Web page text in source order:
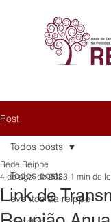
Post
Todos posts
eventos da reippe
Todos posts
Link de
Rede Reippe
4 de ago. de 2023 1 min de